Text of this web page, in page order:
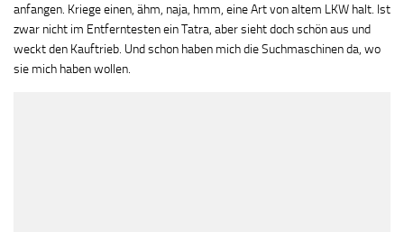
anfangen. Kriege einen, ähm, naja, hmm, eine Art von altem LKW halt. Ist
zwar nicht im Entferntesten ein Tatra, aber sieht doch schön aus und
weckt den Kauftrieb. Und schon haben mich die Suchmaschinen da, wo
sie mich haben wollen.